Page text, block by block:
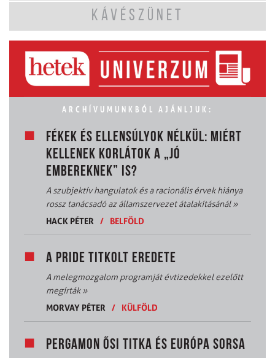
KÁVÉSZÜNET
ARCHÍVUMUNKBÓL AJÁNLJUK:
FÉKEK ÉS ELLENSÚLYOK NÉLKÜL: MIÉRT
KELLENEK KORLÁTOK A „JÓ
EMBEREKNEK” IS?
A szubjektív hangulatok és a racionális érvek hiánya
rossz tanácsadó az államszervezet átalakításánál»
HACK PÉTER
/ BELFÖLD
A PRIDE TITKOLT EREDETE
A melegmozgalom programját évtizedekkel ezelőtt
megírták»
MORVAY PÉTER
/ KÜLFÖLD
PERGAMON ŐSI TITKA ÉS EURÓPA SORSA